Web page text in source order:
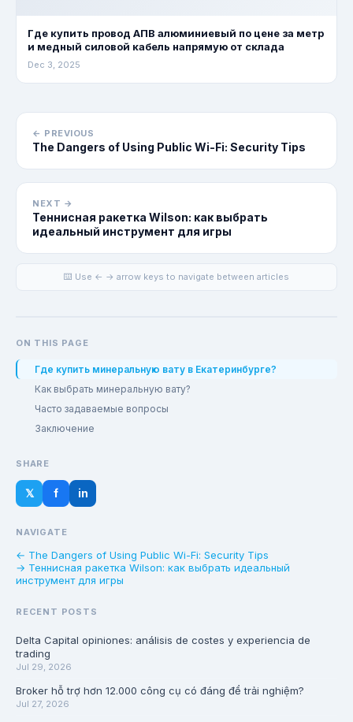
Где купить провод АПВ алюминиевый по цене за метр
и медный силовой кабель напрямую от склада
Dec 3, 2025
← PREVIOUS
The Dangers of Using Public Wi-Fi: Security Tips
NEXT →
Теннисная ракетка Wilson: как выбрать
идеальный инструмент для игры
⌨️ Use ← → arrow keys to navigate between articles
ON THIS PAGE
Где купить минеральную вату в Екатеринбурге?
Как выбрать минеральную вату?
Часто задаваемые вопросы
Заключение
SHARE
𝕏 f in
NAVIGATE
← The Dangers of Using Public Wi-Fi: Security Tips
→ Теннисная ракетка Wilson: как выбрать идеальный
инструмент для игры
RECENT POSTS
Delta Capital opiniones: análisis de costes y experiencia de
trading
Jul 29, 2026
Broker hỗ trợ hơn 12.000 công cụ có đáng để trải nghiệm?
Jul 27, 2026